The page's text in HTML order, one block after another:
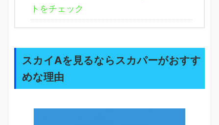
トをチェック
スカイAを見るならスカパーがおすす
めな理由